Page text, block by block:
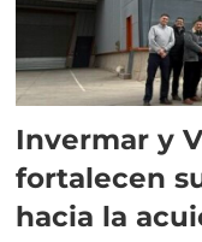
Invermar y
fortalecen
hacia la